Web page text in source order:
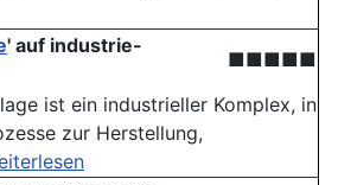
' auf industrie-
■■■■■
ist ein industrieller Komplex, in
zur Herstellung,